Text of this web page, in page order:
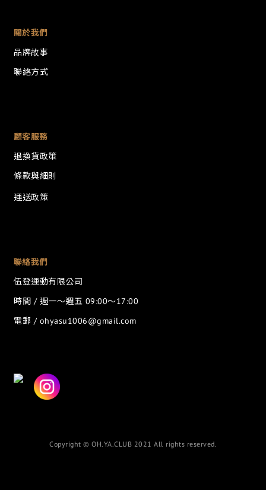
關於我們
品牌故事
聯絡方式
顧客服務
退換貨政策
條款與細則
運送政策
聯絡我們
伍登運動有限公司
時間 / 週一～週五 09:00～17:00
電郵 / ohyasu1006@gmail.com
Copyright © OH.YA.CLUB 2021 All rights reserved.